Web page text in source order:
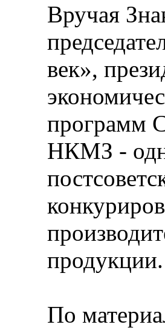
Вручая
век»,
программ
НКМЗ -
продукции.
По